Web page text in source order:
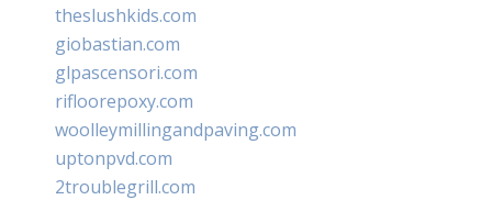
theslushkids.com
giobastian.com
glpascensori.com
rifloorepoxy.com
woolleymillingandpaving.com
uptonpvd.com
2troublegrill.com